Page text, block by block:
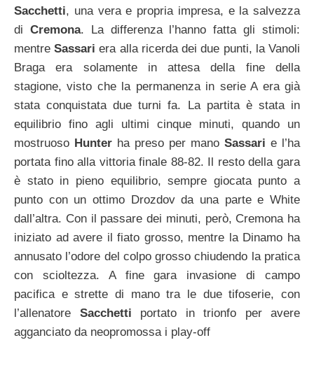
Sacchetti, una vera e propria impresa, e la salvezza
di Cremona. La differenza l’hanno fatta gli stimoli:
mentreSassariera alla ricerda dei due punti, la Vanoli
Braga era solamente in attesa della fine della
stagione, visto che la permanenza in serie A era già
stata conquistata due turni fa. La partita è stata in
equilibrio fino agli ultimi cinque minuti, quando un
mostruoso Hunter ha preso per mano Sassari e l’ha
portata fino alla vittoria finale 88-82. Il resto della gara
è stato in pieno equilibrio, sempre giocata punto a
punto con un ottimo Drozdov da una parte e White
dall’altra. Con il passare dei minuti, però, Cremona ha
iniziato ad avere il fiato grosso, mentre la Dinamo ha
annusato l’odore del colpo grosso chiudendo la pratica
con scioltezza. A fine gara invasione di campo
pacifica e strette di mano tra le due tifoserie, con
l’allenatore Sacchetti portato in trionfo per avere
agganciato da neopromossa i play-off